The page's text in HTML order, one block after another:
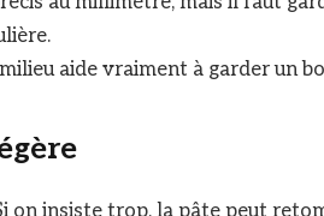
aide vraiment à garder un
on insiste trop, la pâte peut